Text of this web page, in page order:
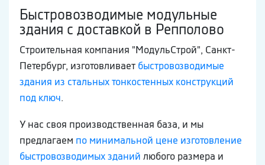
Быстровозводимые модульные
здания с доставкой в Репполово
Строительная компания "МодульСтрой", Санкт-
Петербург, изготовливает быстровозводимые
здания из стальных тонкостенных конструкций
под ключ.
У нас своя производственная база, и мы
предлагаем по минимальной цене изготовление
быстровозводимых зданий любого размера и